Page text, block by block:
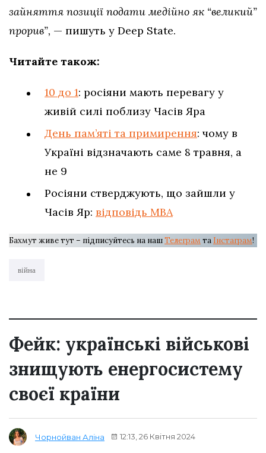
зайняття позиції подати медійно як “великий”
прорив”, — пишуть у Deep State.
Читайте також:
10 до 1: росіяни мають перевагу у
живій силі поблизу Часів Яра
День пам’яті та примирення: чому в
Україні відзначають саме 8 травня, а
не 9
Росіяни стверджують, що зайшли у
Часів Яр: відповідь МВА
Бахмут живе тут – підписуйтесь на нашТелеграм та Інстаграм!
війна
Фейк: українські військові
знищують енергосистему
своєї країни
Чорнойван Аліна 12:13, 26 Квітня 2024